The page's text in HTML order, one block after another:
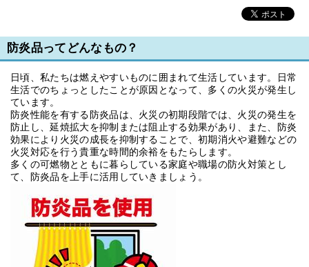
防炎品ってどんなもの？
日頃、私たちは燃えやすいものに囲まれて生活しています。日常
生活でのちょっとしたことが原因となって、多くの火災が発生し
ています。
防炎性能を有する防炎品は、火災の初期段階では、火災の発生を
防止し、延焼拡大を抑制または阻止する効果があり、また、防炎
効果により火災の成長を抑制することで、初期消火や避難などの
火災対応を行う貴重な時間的余裕をもたらします。
多くの可燃物とともに暮らしている家庭や職場の防火対策とし
て、防炎品を上手に活用していきましょう。